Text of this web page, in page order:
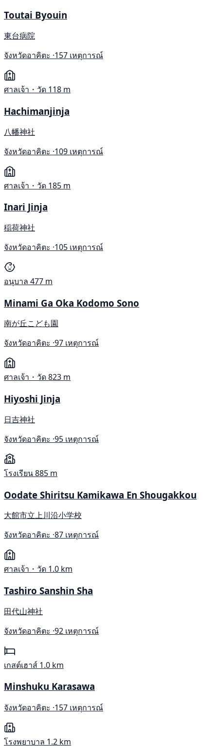
Toutai Byouin
東台病院
จังหวัดอาคิตะ ·157 เหตุการณ์
ศาลเจ้า・วัด 118 m
Hachimanjinja
八幡神社
จังหวัดอาคิตะ ·109 เหตุการณ์
ศาลเจ้า・วัด 185 m
Inari Jinja
稲荷神社
จังหวัดอาคิตะ ·105 เหตุการณ์
อนุบาล 477 m
Minami Ga Oka Kodomo Sono
南が丘こども園
จังหวัดอาคิตะ ·97 เหตุการณ์
ศาลเจ้า・วัด823 m
Hiyoshi Jinja
日吉神社
จังหวัดอาคิตะ ·95 เหตุการณ์
โรงเรียน885 m
Oodate Shiritsu Kamikawa En Shougakkou
大館市立上川沿小学校
จังหวัดอาคิตะ ·87 เหตุการณ์
ศาลเจ้า・วัด 1.0 km
Tashiro Sanshin Sha
田代山神社
จังหวัดอาคิตะ ·92 เหตุการณ์
เกสต์เฮาส์ 1.0 km
Minshuku Karasawa
จังหวัดอาคิตะ ·157 เหตุการณ์
โรงพยาบาล 1.2 km